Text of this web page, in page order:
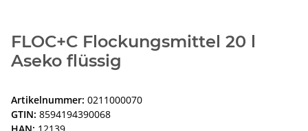
FLOC+C Flockungsmittel 20 l
Aseko flüssig
Artikelnummer: 0211000070
GTIN: 8594194390068